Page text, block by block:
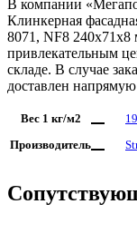
В компании
Клинкерная
8071, NF8
привлекательным
складе. В случае
доставлен
Вес 1 кг/м2 19
Производитель